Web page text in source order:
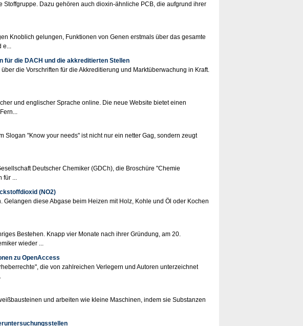
Dazu gehören auch dioxin-ähnliche PCB, die aufgrund ihrer
Knoblich gelungen, Funktionen von Genen erstmals über das gesamte
e...
für die DACH und die akkreditierten Stellen
die Vorschriften für die Akkreditierung und Marktüberwachung in Kraft.
und englischer Sprache online. Die neue Website bietet einen
Slogan "Know your needs" ist nicht nur ein netter Gag, sondern zeugt
Deutscher Chemiker (GDCh), die Broschüre "Chemie
für ...
(NO2)
diese Abgase beim Heizen mit Holz, Kohle und Öl oder Kochen
Bestehen. Knapp vier Monate nach ihrer Gründung, am 20.
wieder ...
zu OpenAccess
die von zahlreichen Verlegern und Autoren unterzeichnet
und arbeiten wie kleine Maschinen, indem sie Substanzen